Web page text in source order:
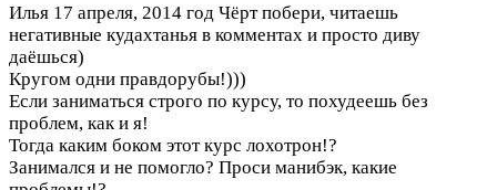
Илья 17 апреля, 2014 год Чёрт побери, читаешь
негативные кудахтанья в комментах и просто диву
даёшься)
Кругом одни правдорубы!)))
Если заниматься строго по курсу, то похудеешь без
проблем, как и я!
Тогда каким боком этот курс лохотрон!?
Занимался и не помогло? Проси манибэк, какие